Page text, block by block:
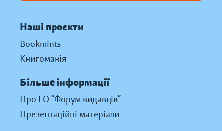
Наші проєкти
Bookmints
Книгоманія
Більше інформації
Про ГО “Форум видавців”
Презентаційні матеріали